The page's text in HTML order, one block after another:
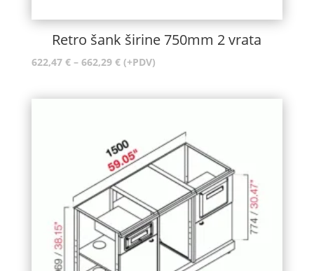
Retro šank širine 750mm 2 vrata
622,47 € – 662,29 €Raspon
662,29 €
(+PDV)